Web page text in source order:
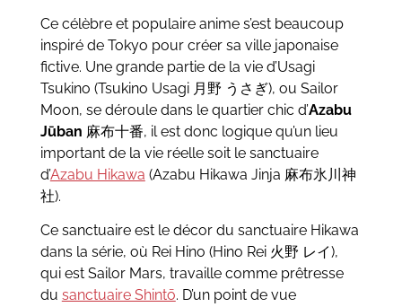
Ce célèbre et populaire anime s’est beaucoup
inspiré de Tokyo pour créer sa ville japonaise
fictive. Une grande partie de la vie d’Usagi
Tsukino (Tsukino Usagi 月野 うさぎ), ou Sailor
Moon, se déroule dans le quartier chic d’Azabu
Jūban 麻布十番, il est donc logique qu’un lieu
important de la vie réelle soit le sanctuaire
d’Azabu Hikawa (Azabu Hikawa Jinja 麻布氷川神
社).
Ce sanctuaire est le décor du sanctuaire Hikawa
dans la série, où Rei Hino (Hino Rei 火野 レイ),
qui est Sailor Mars, travaille comme prêtresse
du sanctuaire Shintō. D’un point de vue